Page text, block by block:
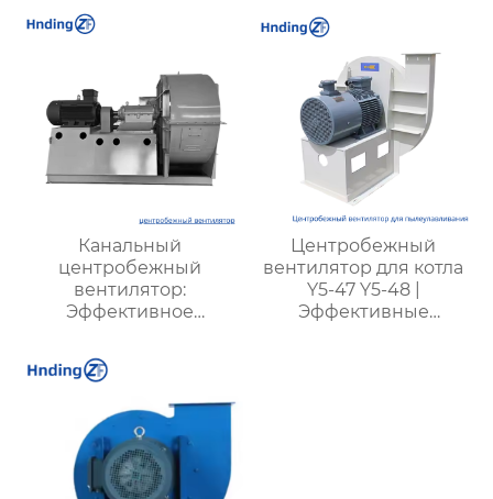
| Купить с доставкой
вентиляции и
безопасности
Канальный
центробежный
вентилятор:
Эффективное
вентиляции и
кондиционирования
Центробежный
вентилятор для котла
Y5-47 Y5-48 |
Эффективные